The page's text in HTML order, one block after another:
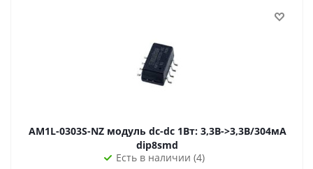
AM1L-0303S-NZ модуль dc-dc 1Вт: 3,3В->3,3В/304мА
dip8smd
Есть в наличии (4)